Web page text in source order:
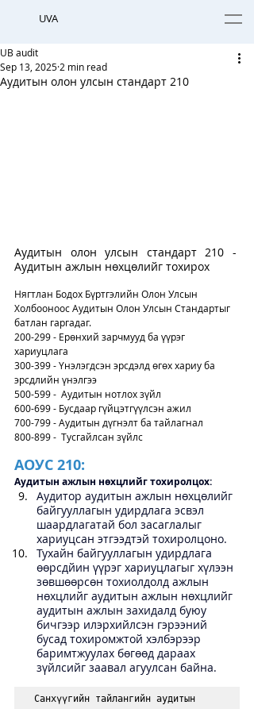
UVA
Аудитын олон улсын стандарт 210
UB audit
Sep 13, 2025 2 min read
Аудитын олон улсын стандарт 210 -
Аудитын ажлын нөхцөлийг тохирох
Нягтлан Бодох Бүртгэлийн Олон Улсын
Холбооноос Аудитын Олон Улсын Стандартыг
батлан гаргадаг.
200-299 - Ерөнхий зарчмууд ба үүрэг
хариуцлага
300-399 - Үнэлэгдсэн эрсдэлд өгөх хариу ба
эрсдлийн үнэлгээ
500-599 -  Аудитын нотлох зүйл
600-699 - Бусдаар гүйцэтгүүлсэн ажил
700-799 - Аудитын дүгнэлт ба тайлагнал
800-899 -  Тусгайлсан зүйлс
АОУС 210:
Аудитын ажлын нөхцлийг тохиролцох:
Аудитор аудитын ажлын нөхцөлийг
байгууллагын удирдлага эсвэл
шаардлагатай бол засаглалыг
хариуцсан этгээдтэй тохиролцоно.
Тухайн байгууллагын удирдлага
өөрсдйин үүрэг хариуцлагыг хүлээн
зөвшөөрсөн тохиолдолд ажлын
нөхцлийг аудитын ажлын нөхцлийг
аудитын ажлын захидалд буюу
бичгээр илэрхийлсэн гэрээний
бусад тохиромжтой хэлбэрээр
баримтжуулах бөгөөд дараах
зүйлсийг заавал агуулсан байна.
Санхүүгийн тайлангийн аудитын